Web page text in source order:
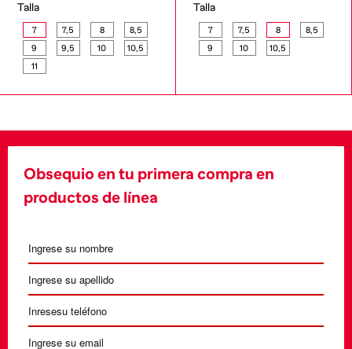
Talla
7 7,5 8
8,5
9
9,5 10
10,5
11
Talla
7 7,5 8
8,5
9
10 10,5
Obsequio en tu primera compra en
productos de línea